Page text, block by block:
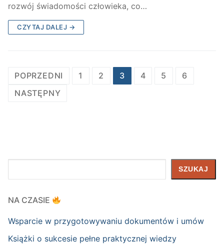
rozwój świadomości człowieka, co…
CZYTAJ DALEJ →
Nawigacja
po
POPRZEDNI 1 2 3 4 5
6
NASTĘPNY
SZUKAJ
NA CZASIE
Wsparcie w przygotowywaniu dokumentów i umów
Książki o sukcesie pełne praktycznej wiedzy